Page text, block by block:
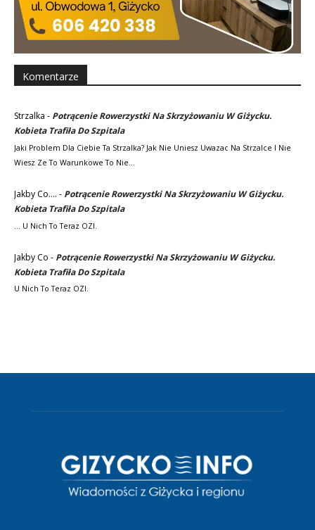
Komentarze
Strzalka - Potrącenie Rowerzystki Na Skrzyżowaniu W Giżycku.
Kobieta Trafiła Do Szpitala
Jaki Problem Dla Ciebie Ta Strzalka? Jak Nie Uniesz Uwazac Na Strzalce I Nie
Wiesz Ze To Warunkowe To Nie…
Jakby Co.... - Potrącenie Rowerzystki Na Skrzyżowaniu W Giżycku.
Kobieta Trafiła Do Szpitala
... U Nich To Teraz OZI.
Jakby Co - Potrącenie Rowerzystki Na Skrzyżowaniu W Giżycku.
Kobieta Trafiła Do Szpitala
U Nich To Teraz OZI.